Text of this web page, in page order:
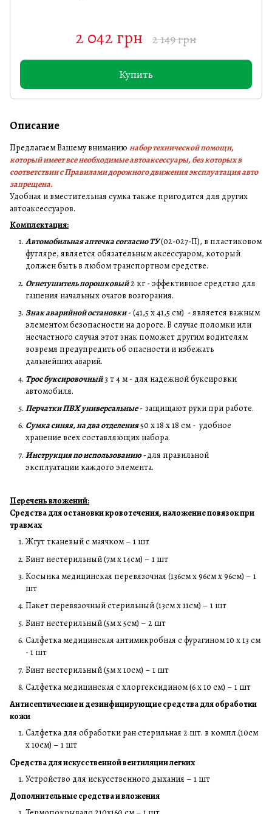
2 042 грн 2 149 грн
Купить
Описание
Предлагаем Вашему вниманию набор технической помощи,
который имеет все необходимые автоаксессуары, без которых в
соответствии с Правилами дорожного движения эксплуатация авто
запрещена.
Удобная и вместительная сумка также пригодится для других
автоаксессуаров.
Комплектация:
Автомобильная аптечка согласно ТУ(02-027-П), в пластиковом
футляре, является обязательным аксессуаром, который
должен быть в любом транспортном средстве.
Огнетушитель порошковый2 кг - эффективное средство для
гашения начальных очагов возгорания.
Знак аварийной остановки- (41,5 х 41,5 см) - является важным
элементом безопасности на дороге. В случае поломки или
несчастного случая этот знак поможет другим водителям
вовремя предупредить об опасности и избежать
дальнейших аварий.
Трос буксировочный3 т 4 м - для надежной буксировки
автомобиля.
Перчатки ПВХ универсальные - защищают руки при работе.
Сумка синяя, на два отделения50 х 18 х 18 см - удобное
хранение всех составляющих набора.
Инструкция по использованию -для правильной
эксплуатации каждого элемента.
Перечень вложений:
Средства для остановки кровотечения, наложение повязок при
травмах
Жгут тканевый с маячком – 1 шт
Бинт нестерильный (7м х 14см) – 1 шт
Косынка медицинская перевязочная (136см х 96см х 96см) – 1
шт
Пакет перевязочный стерильный (13см х 11см) – 1 шт
Бинт нестерильный (5м х 5см) – 2 шт
Салфетка медицинская антимикробная с фурагином 10 х 13 см
- 1 шт
Бинт нестерильный (5м х 10см) – 1 шт
Салфетка медицинская с хлоргексидином (6 х 10 см) – 1 шт
Антисептические и дезинфицирующие средства для обработки
кожи
Салфетка для обработки ран стерильная 2 шт. в компл.(10см
х 10см) – 1 шт
Средства для искусственной вентиляции легких
Устройство для искусственного дыхания – 1 шт
Дополнительные средства и вложения